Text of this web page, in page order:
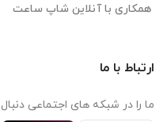
همکاری با آنلاین شاپ ساعت
ارتباط با ما
ما را در شبکه های اجتماعی